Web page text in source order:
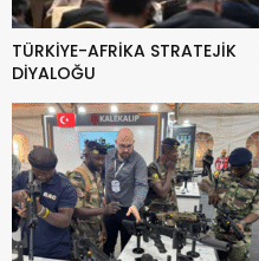
TÜRKİYE-AFRİKA STRATEJİK
DİYALOĞU